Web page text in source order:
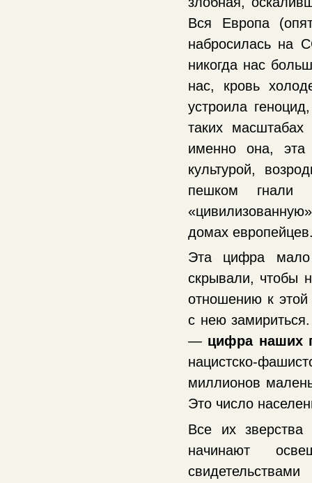
Вся Европа
набросилась на
никогда нас
нас, кровь
устроила
таких
именно она, эта
культурой,
пешком
домах
Эта цифра мало
скрывали, чтобы
отношению к этой
с нею
— цифра наших
нацистско-
миллионов
Это число
Все их
начинают